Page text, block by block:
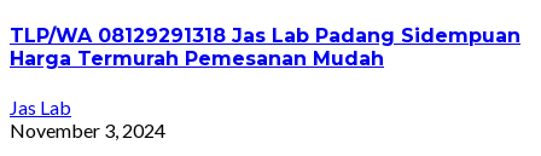
TLP/WA 08129291318 Jas Lab Padang Sidempuan
Harga Termurah Pemesanan Mudah
Jas Lab
November 3, 2024